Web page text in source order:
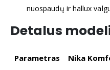
nuospaudų ir hallux
Detalus
Parametras
Nika